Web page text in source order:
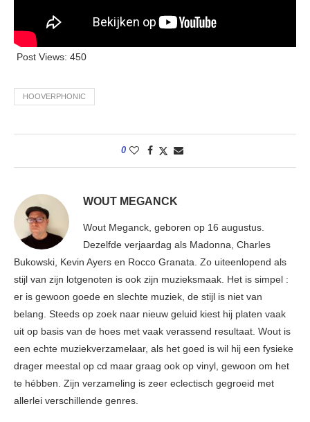
Post Views: 450
HOOVERPHONIC
0
WOUT MEGANCK
Wout Meganck, geboren op 16 augustus.
Dezelfde verjaardag als Madonna, Charles
Bukowski, Kevin Ayers en Rocco Granata. Zo uiteenlopend als
stijl van zijn lotgenoten is ook zijn muzieksmaak. Het is simpel :
er is gewoon goede en slechte muziek, de stijl is niet van
belang. Steeds op zoek naar nieuw geluid kiest hij platen vaak
uit op basis van de hoes met vaak verassend resultaat. Wout is
een echte muziekverzamelaar, als het goed is wil hij een fysieke
drager meestal op cd maar graag ook op vinyl, gewoon om het
te hébben. Zijn verzameling is zeer eclectisch gegroeid met
allerlei verschillende genres.